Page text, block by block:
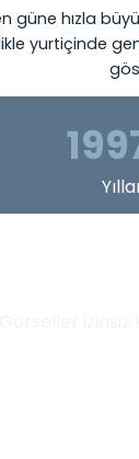
güne hızla
yurtiçinde